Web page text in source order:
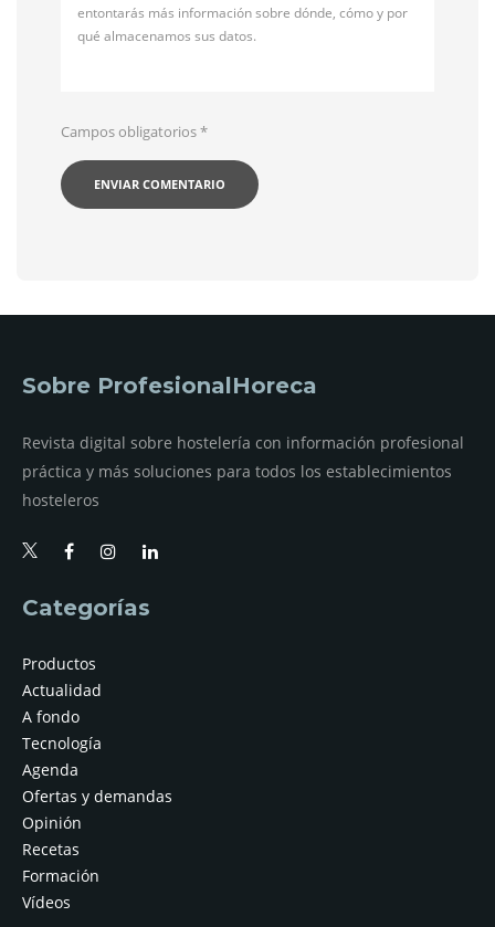
entontarás más información sobre dónde, cómo y por
qué almacenamos sus datos.
Campos obligatorios*
Sobre ProfesionalHoreca
Revista digital sobre hostelería con información profesional
práctica y más soluciones para todos los establecimientos
hosteleros
Categorías
Productos
Actualidad
A fondo
Tecnología
Agenda
Ofertas y demandas
Opinión
Recetas
Formación
Vídeos